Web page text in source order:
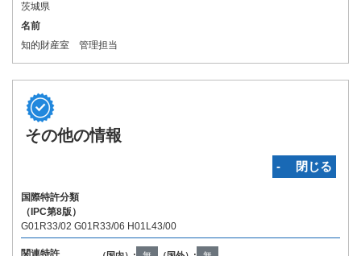
茨城県
名前
知的財産室 管理担当
その他の情報
‐ 閉じる
国際特許分類
（IPC第8版）
G01R33/02 G01R33/06 H01L43/00
関連特許